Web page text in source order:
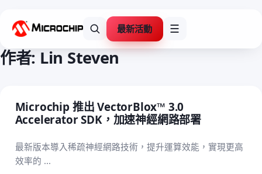
最新活動 ☰
作者: Lin Steven
Microchip 推出 VectorBlox™ 3.0
Accelerator SDK，加速神經網路部署
最新版本導入稀疏神經網路技術，提升運算效能，實現更高
效率的 ...